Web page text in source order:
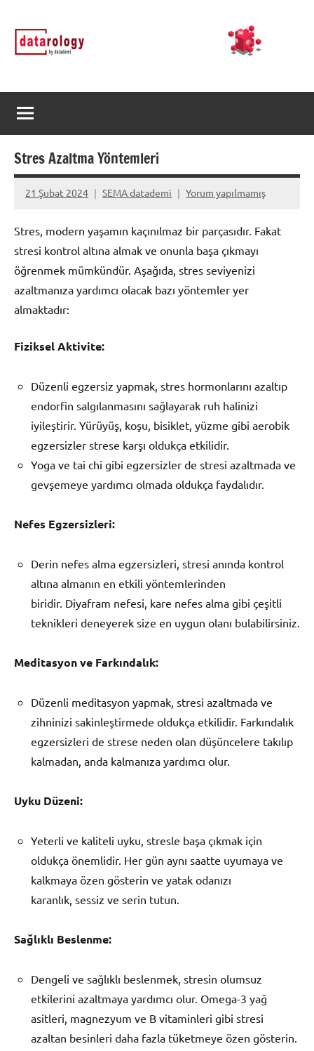
geçDATArology
by
rology
Stres Azaltma Yöntemleri
21 Şubat 2024 SEMA datademi Yorum yapılmamış
Stres, modern yaşamın kaçınılmaz bir parçasıdır. Fakat
stresi kontrol altına almak ve onunla başa çıkmayı
öğrenmek mümkündür. Aşağıda, stres seviyenizi
azaltmanıza yardımcı olacak bazı yöntemler yer
almaktadır:
Fiziksel Aktivite:
Düzenli egzersiz yapmak, stres hormonlarını azaltıp
endorfin salgılanmasını sağlayarak ruh halinizi
iyileştirir. Yürüyüş, koşu, bisiklet, yüzme gibi aerobik
egzersizler strese karşı oldukça etkilidir.
Yoga ve tai chi gibi egzersizler de stresi azaltmada ve
gevşemeye yardımcı olmada oldukça faydalıdır.
Nefes Egzersizleri:
Derin nefes alma egzersizleri, stresi anında kontrol
altına almanın en etkili yöntemlerinden
biridir. Diyafram nefesi, kare nefes alma gibi çeşitli
teknikleri deneyerek size en uygun olanı bulabilirsiniz.
Meditasyon ve Farkındalık:
Düzenli meditasyon yapmak, stresi azaltmada ve
zihninizi sakinleştirmede oldukça etkilidir. Farkındalık
egzersizleri de strese neden olan düşüncelere takılıp
kalmadan, anda kalmanıza yardımcı olur.
Uyku Düzeni:
Yeterli ve kaliteli uyku, stresle başa çıkmak için
oldukça önemlidir. Her gün aynı saatte uyumaya ve
kalkmaya özen gösterin ve yatak odanızı
karanlık, sessiz ve serin tutun.
Sağlıklı Beslenme:
Dengeli ve sağlıklı beslenmek, stresin olumsuz
etkilerini azaltmaya yardımcı olur. Omega-3 yağ
asitleri, magnezyum ve B vitaminleri gibi stresi
azaltan besinleri daha fazla tüketmeye özen gösterin.